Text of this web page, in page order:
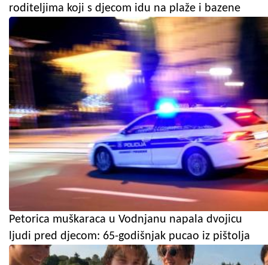
roditeljima koji s djecom idu na plaže i bazene
Petorica muškaraca u Vodnjanu napala dvojicu
ljudi pred djecom: 65-godišnjak pucao iz pištolja